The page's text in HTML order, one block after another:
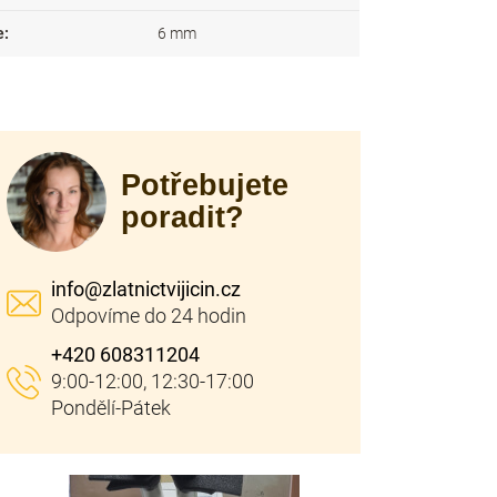
: 6 mm
Potřebujete
poradit?
info@zlatnictvijicin.cz
+420 608311204